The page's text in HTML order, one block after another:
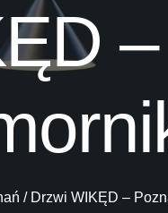
/ Drzwi WIKĘD –